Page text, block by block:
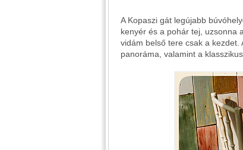
A Kopaszi gát legújabb
kenyér és a pohár tej, uzsonna
vidám belső tere csak a
panoráma, valamint a